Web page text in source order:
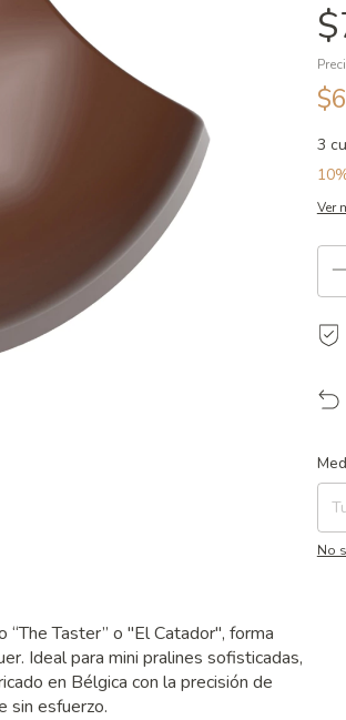
3
Ver
No
Taster” o "El Catador", forma
Ideal para mini pralines sofisticadas,
en Bélgica con la precisión de
sin esfuerzo.